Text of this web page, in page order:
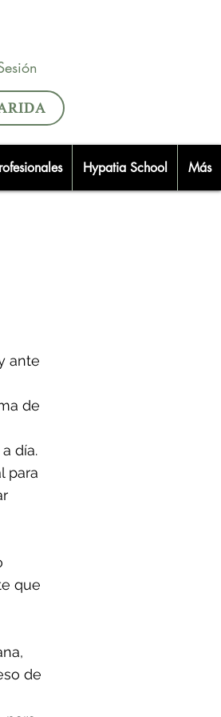
Hypatia School Más
ante
de
día.
para
que
de